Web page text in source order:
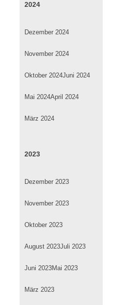
2024
Dezember 2024
November 2024
Oktober 2024Juni 2024
Mai 2024April 2024
März 2024
2023
Dezember 2023
November 2023
Oktober 2023
August 2023Juli 2023
Juni 2023Mai 2023
März 2023